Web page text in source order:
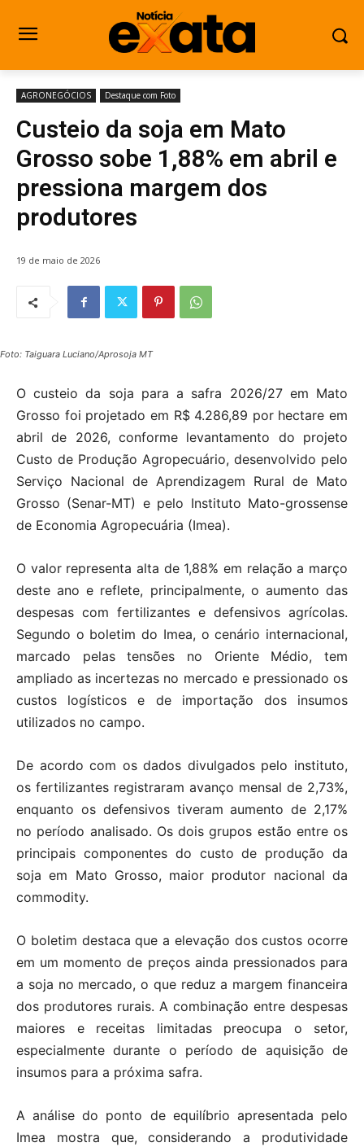
AGRONEGÓCIOS Destaque com Foto
Custeio da soja em Mato
Grosso sobe 1,88% em abril e
pressiona margem dos
produtores
19 de maio de 2026
Foto: Taiguara Luciano/Aprosoja MT
O custeio da soja para a safra 2026/27 em Mato
Grosso foi projetado em R$ 4.286,89 por hectare em
abril de 2026, conforme levantamento do projeto
Custo de Produção Agropecuário, desenvolvido pelo
Serviço Nacional de Aprendizagem Rural de Mato
Grosso (Senar-MT) e pelo Instituto Mato-grossense
de Economia Agropecuária (Imea).
O valor representa alta de 1,88% em relação a março
deste ano e reflete, principalmente, o aumento das
despesas com fertilizantes e defensivos agrícolas.
Segundo o boletim do Imea, o cenário internacional,
marcado pelas tensões no Oriente Médio, tem
ampliado as incertezas no mercado e pressionado os
custos logísticos e de importação dos insumos
utilizados no campo.
De acordo com os dados divulgados pelo instituto,
os fertilizantes registraram avanço mensal de 2,73%,
enquanto os defensivos tiveram aumento de 2,17%
no período analisado. Os dois grupos estão entre os
principais componentes do custo de produção da
soja em Mato Grosso, maior produtor nacional da
commodity.
O boletim destaca que a elevação dos custos ocorre
em um momento de preços ainda pressionados para
a soja no mercado, o que reduz a margem financeira
dos produtores rurais. A combinação entre despesas
maiores e receitas limitadas preocupa o setor,
especialmente durante o período de aquisição de
insumos para a próxima safra.
A análise do ponto de equilíbrio apresentada pelo
Imea mostra que, considerando a produtividade